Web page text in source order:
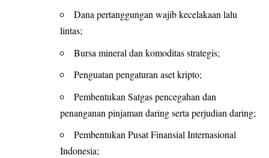
Dana pertanggungan wajib kecelakaan lalu
lintas;
Bursa mineral dan komoditas strategis;
Penguatan pengaturan aset kripto;
Pembentukan Satgas pencegahan dan
penanganan pinjaman daring serta perjudian daring;
Pembentukan Pusat Finansial Internasional
Indonesia;